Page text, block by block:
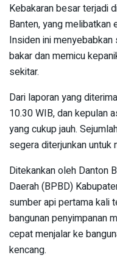
Kebakaran besar terjadi
Banten, yang melibatkan
Insiden ini
bakar dan memicu
sekitar.
Dari laporan yang
10.30 WIB, dan kepulan
yang cukup jauh.
segera diterjunkan untuk
Ditekankan oleh Danton
Daerah (BPBD)
sumber api pertama kali
bangunan penyimpanan
cepat menjalar ke
kencang.